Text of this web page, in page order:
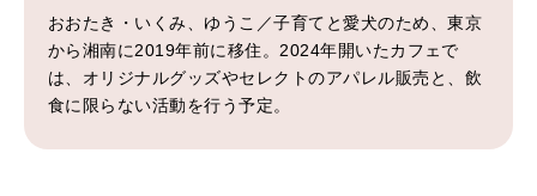
おおたき・いくみ、ゆうこ／子育てと愛犬のため、東京
から湘南に2019年前に移住。2024年開いたカフェで
は、オリジナルグッズやセレクトのアパレル販売と、飲
食に限らない活動を行う予定。